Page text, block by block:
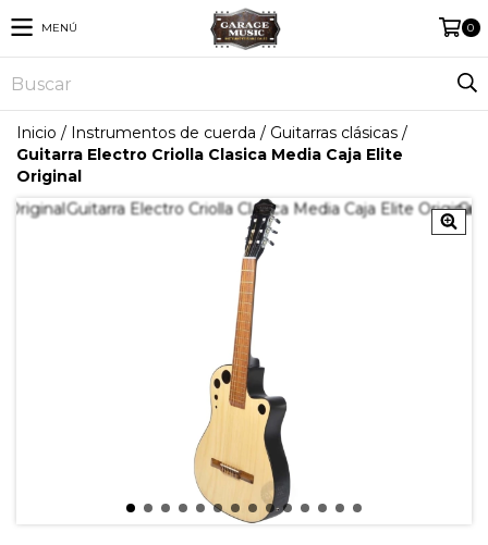
MENÚ 0
Inicio / Instrumentos de cuerda / Guitarras clásicas /
Guitarra Electro Criolla Clasica Media Caja Elite
Original